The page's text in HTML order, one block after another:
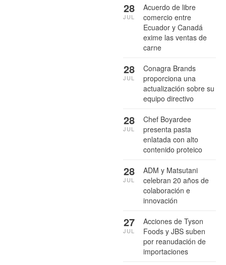
Acuerdo de libre
comercio entre
Ecuador y Canadá
exime las ventas de
carne
28
JUL
Conagra Brands
proporciona una
actualización sobre su
equipo directivo
28
JUL
Chef Boyardee
presenta pasta
enlatada con alto
contenido proteico
28
JUL
ADM y Matsutani
celebran 20 años de
colaboración e
innovación
28
JUL
Acciones de Tyson
Foods y JBS suben
por reanudación de
importaciones
27
JUL